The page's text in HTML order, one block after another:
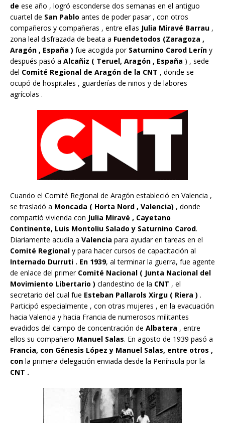
de ese año , logró esconderse dos semanas en el antiguo
cuartel de San Pablo antes de poder pasar , con otros
compañeros y compañeras , entre ellas Julia Miravé Barrau ,
zona leal disfrazada de beata a Fuendetodos (Zaragoza ,
Aragón , España ) fue acogida por Saturnino Carod Lerín y
después pasó a Alcañiz ( Teruel, Aragón , España ) , sede
del Comité Regional de Aragón de la CNT , donde se
ocupó de hospitales , guarderías de niños y de labores
agrícolas .
Cuando el Comité Regional de Aragón estableció en Valencia ,
se trasladó a Moncada ( Horta Nord , Valencia) , donde
compartió vivienda con Julia Miravé , Cayetano
Continente, Luis Montoliu Salado y Saturnino Carod.
Diariamente acudía a Valencia para ayudar en tareas en el
Comité Regional y para hacer cursos de capacitación al
Internado Durruti . En 1939, al terminar la guerra, fue agente
de enlace del primer Comité Nacional ( Junta Nacional del
Movimiento Libertario ) clandestino de la CNT , el
secretario del cual fue Esteban Pallarols Xirgu ( Riera ) .
Participó especialmente , con otras mujeres , en la evacuación
hacia Valencia y hacia Francia de numerosos militantes
evadidos del campo de concentración de Albatera , entre
ellos su compañero Manuel Salas. En agosto de 1939 pasó a
Francia, con Génesis López y Manuel Salas, entre otros ,
con la primera delegación enviada desde la Península por la
CNT .